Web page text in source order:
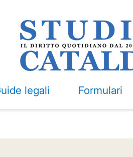
legali Formulari